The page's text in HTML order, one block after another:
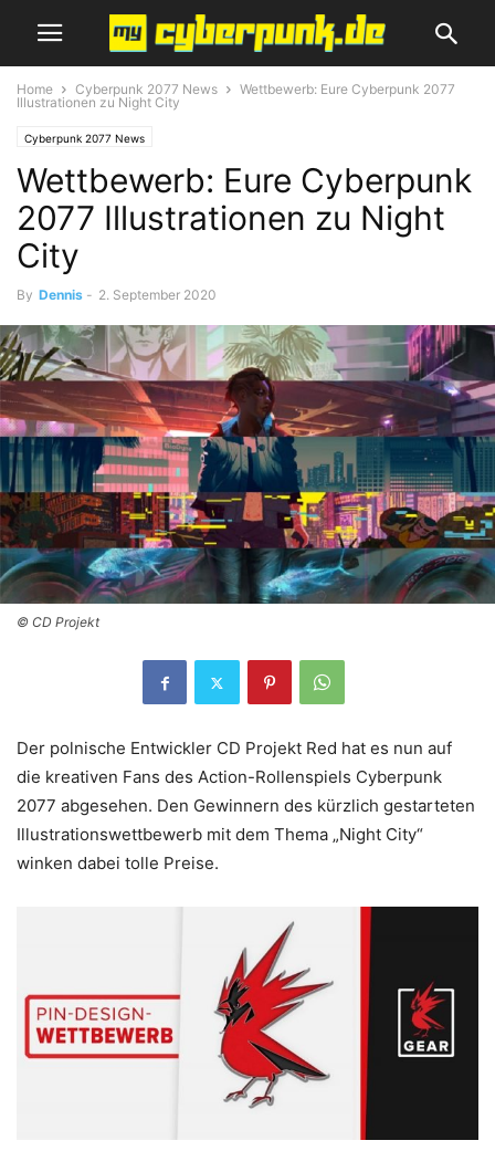
Home Cyberpunk 2077 News
Wettbewerb: Eure Cyberpunk 2077
Illustrationen zu Night City
Cyberpunk 2077 News
Wettbewerb: Eure Cyberpunk
2077 Illustrationen zu Night
City
By Dennis - 2. September 2020
© CD Projekt
Der polnische Entwickler CD Projekt Red hat es nun auf
die kreativen Fans des Action-Rollenspiels Cyberpunk
2077 abgesehen. Den Gewinnern des kürzlich gestarteten
Illustrationswettbewerb mit dem Thema „Night City“
winken dabei tolle Preise.